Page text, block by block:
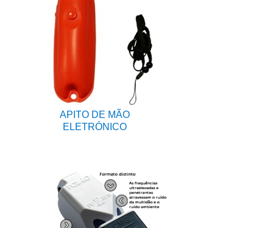
APITO DE MÃO
ELETRÓNICO